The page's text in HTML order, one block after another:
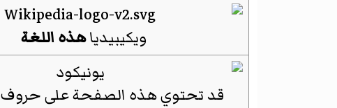
ويكيبيدياهذه اللغة
قد تحتوي هذه الصفحة على حروف